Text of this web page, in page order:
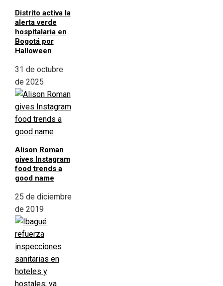
Distrito activa la
alerta verde
hospitalaria en
Bogotá por
Halloween
31 de octubre
de 2025
Alison Roman
gives Instagram
food trends a
good name
25 de diciembre
de 2019